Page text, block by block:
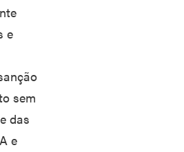
e
sem
das
e